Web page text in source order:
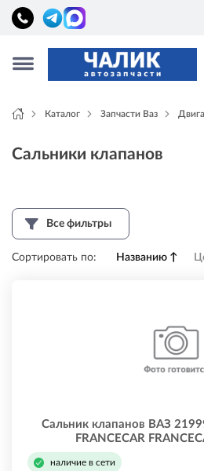
Каталог Запчасти Ваз
Сальники клапанов
Все фильтры
Сортировать по: Названию ↑
Сальник клапанов ВАЗ
FRANCECAR
наличие в сети